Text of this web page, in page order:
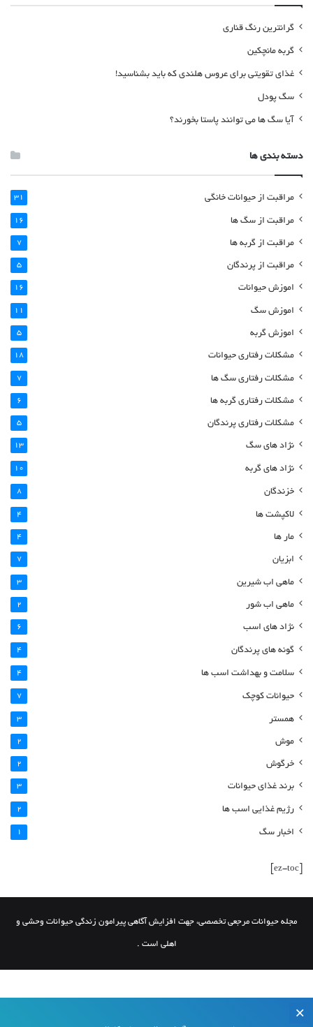
گرانترین رنگ قناری
گربه مانچکین
غذای تقویتی برای عروس هلندی که باید بشناسید!
سگ پودل
آیا سگ ها می توانند پاستا بخورند؟
دسته بندی ها
مراقبت از حیوانات خانگی 31
مراقبت از سگ ها 16
مراقبت از گربه ها 7
مراقبت از پرندگان 5
اموزش حیوانات 16
اموزش سگ 11
اموزش گربه 5
مشکلات رفتاری حیوانات 18
مشکلات رفتاری سگ ها 7
مشکلات رفتاری گربه ها 6
مشکلات رفتاری پرندگان 5
نژاد های سگ 13
نژاد های گربه 10
خزندگان 8
لاکپشت ها 4
مار ها 4
ابزیان 7
ماهی اب شیرین 3
ماهی اب شور 2
نژاد های اسب 6
گونه های پرندگان 4
سلامت و بهداشت اسب ها 4
حیوانات کوچک 7
همستر 3
موش 2
خرگوش 2
برند غذای حیوانات 3
رژیم غذایی اسب ها 2
اخبار سگ 1
مجله حیوانات مرجعی تخصصی، جهت افزایش آگاهی پیرامون زندگی حیوانات وحشی و
اهلی است .